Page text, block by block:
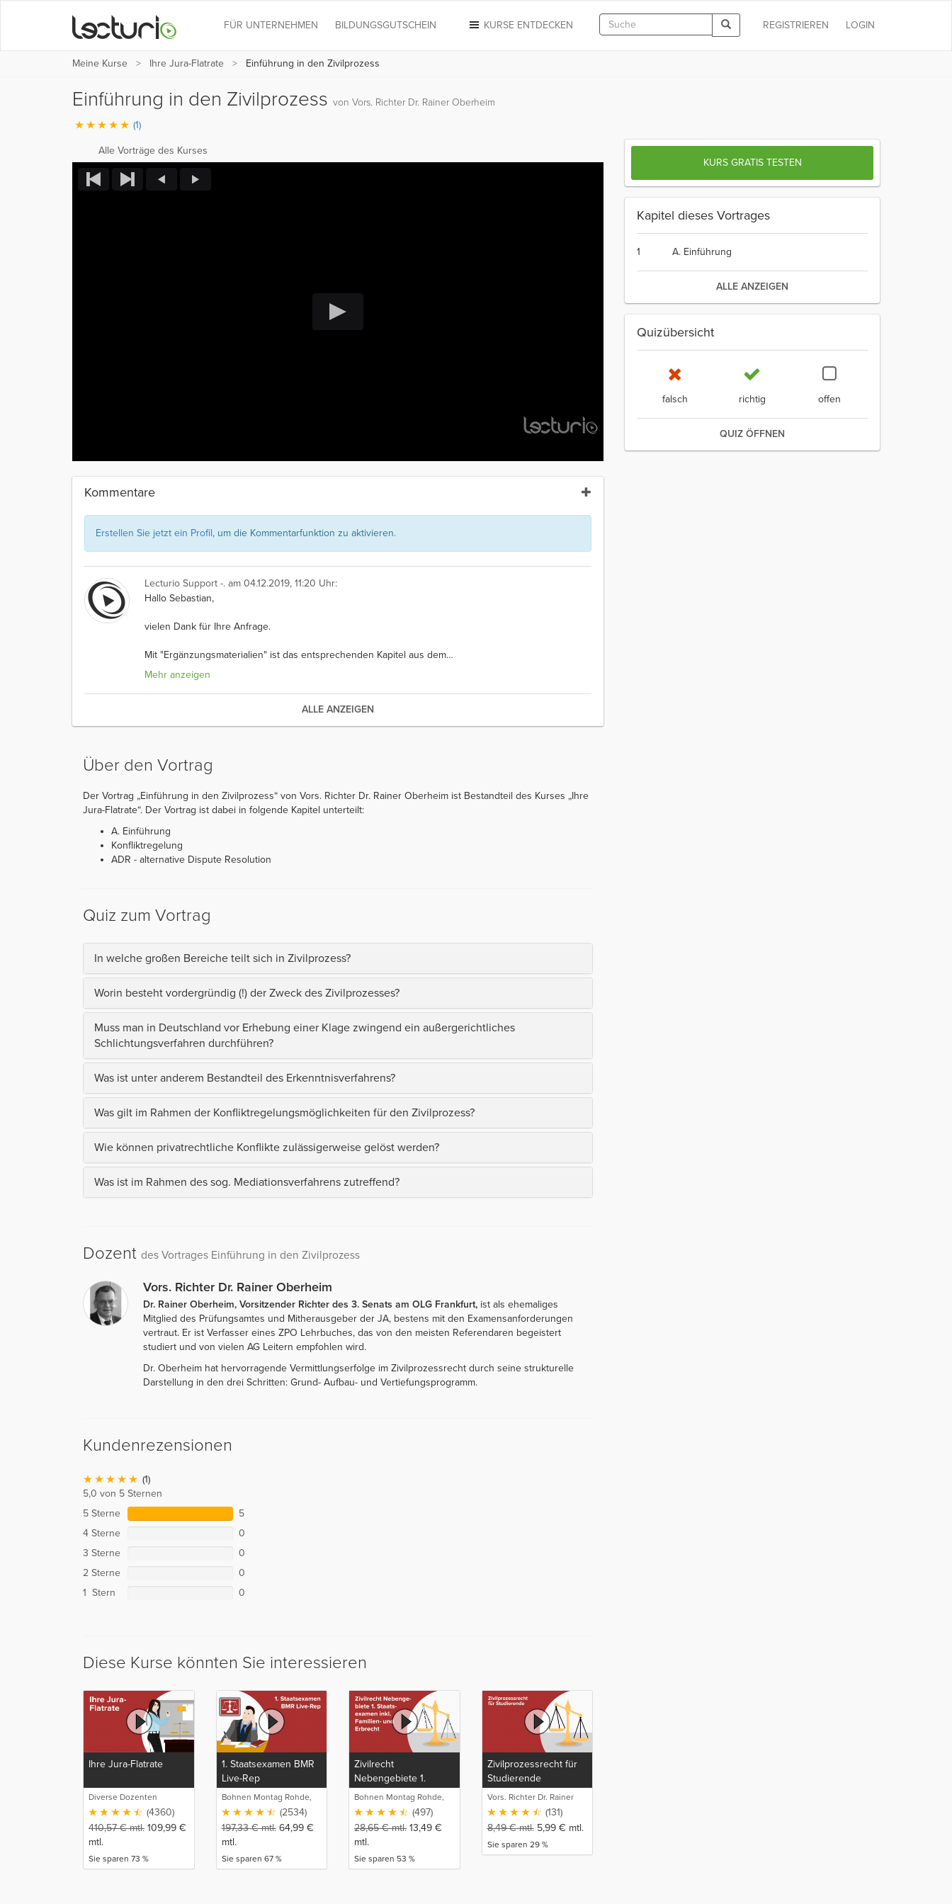
LOGIN
REGISTRIEREN
KURSE ENTDECKEN
FÜR UNTERNEHMEN BILDUNGSGUTSCHEIN
Meine Kurse Ihre Jura-Flatrate Einführung in den Zivilprozess
Einführung in den Zivilprozess von Vors. Richter Dr. Rainer Oberheim
(1)
Alle Vorträge des Kurses
Kommentare
Erstellen Sie jetzt ein Profil, um die Kommentarfunktion zu aktivieren.
Lecturio Support -. am 04.12.2019, 11:20 Uhr:
Hallo Sebastian,
vielen Dank für Ihre Anfrage.
Mit "Ergänzungsmaterialien" ist das entsprechenden Kapitel aus dem…
Mehr anzeigen
ALLE ANZEIGEN
Über den Vortrag
Der Vortrag „Einführung in den Zivilprozess“ von Vors. Richter Dr. Rainer Oberheim ist Bestandteil des Kurses „Ihre
Jura-Flatrate“. Der Vortrag ist dabei in folgende Kapitel unterteilt:
A. Einführung
Konfliktregelung
ADR - alternative Dispute Resolution
Quiz zum Vortrag
In welche großen Bereiche teilt sich in Zivilprozess?
Worin besteht vordergründig (!) der Zweck des Zivilprozesses?
Muss man in Deutschland vor Erhebung einer Klage zwingend ein außergerichtliches
Schlichtungsverfahren durchführen?
Was ist unter anderem Bestandteil des Erkenntnisverfahrens?
Was gilt im Rahmen der Konfliktregelungsmöglichkeiten für den Zivilprozess?
Wie können privatrechtliche Konflikte zulässigerweise gelöst werden?
Was ist im Rahmen des sog. Mediationsverfahrens zutreffend?
Dozent des Vortrages Einführung in den Zivilprozess
Vors. Richter Dr. Rainer Oberheim
Dr. Rainer Oberheim, Vorsitzender Richter des 3. Senats am OLG Frankfurt, ist als ehemaliges
Mitglied des Prüfungsamtes und Mitherausgeber der JA, bestens mit den Examensanforderungen
vertraut. Er ist Verfasser eines ZPO Lehrbuches, das von den meisten Referendaren begeistert
studiert und von vielen AG Leitern empfohlen wird.
Dr. Oberheim hat hervorragende Vermittlungserfolge im Zivilprozessrecht durch seine strukturelle
Darstellung in den drei Schritten: Grund- Aufbau- und Vertiefungsprogramm.
Kundenrezensionen
(1)
5,0 von 5 Sternen
5 Sterne
5
4 Sterne
0
3 Sterne
0
2 Sterne
0
1 Stern
0
Diese Kurse könnten Sie interessieren
Ihre Jura-Flatrate
Diverse Dozenten
(4360)
410,57€mtl. 109,99 €
mtl.
Sie sparen 73 %
1. Staatsexamen BMR
Live-Rep
Bohnen Montag Rohde,
Juristische
(2534)
197,33€mtl. 64,99 €
mtl.
Sie sparen 67 %
Zivilrecht
Nebengebiete 1.
Staatsexamen inkl.
Familien- und Erbrecht
Bohnen Montag Rohde,
Juristische
(497)
28,65€mtl. 13,49 €
mtl.
Sie sparen 53 %
Zivilprozessrecht für
Studierende
Vors. Richter Dr. Rainer
Oberheim
(131)
8,49€mtl. 5,99 € mtl.
Sie sparen 29 %
KURS GRATIS TESTEN
Kapitel dieses Vortrages
1 A. Einführung
ALLE ANZEIGEN
Quizübersicht
falsch richtig offen
QUIZ ÖFFNEN